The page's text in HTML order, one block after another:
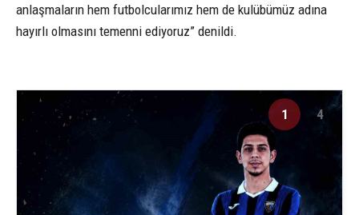
anlaşmaların hem futbolcularımız hem de kulübümüz adına
hayırlı olmasını temenni ediyoruz” denildi.
1 4